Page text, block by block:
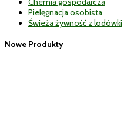
Pielęgnacja osobista
Świeża żywność z lodówki
Nowe Produkty